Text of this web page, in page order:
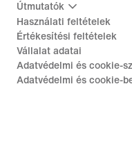
Útmutatók
Használati feltételek
Értékesítési feltételek
Vállalat adatai
Adatvédelmi és cookie-
Adatvédelmi és cookie-